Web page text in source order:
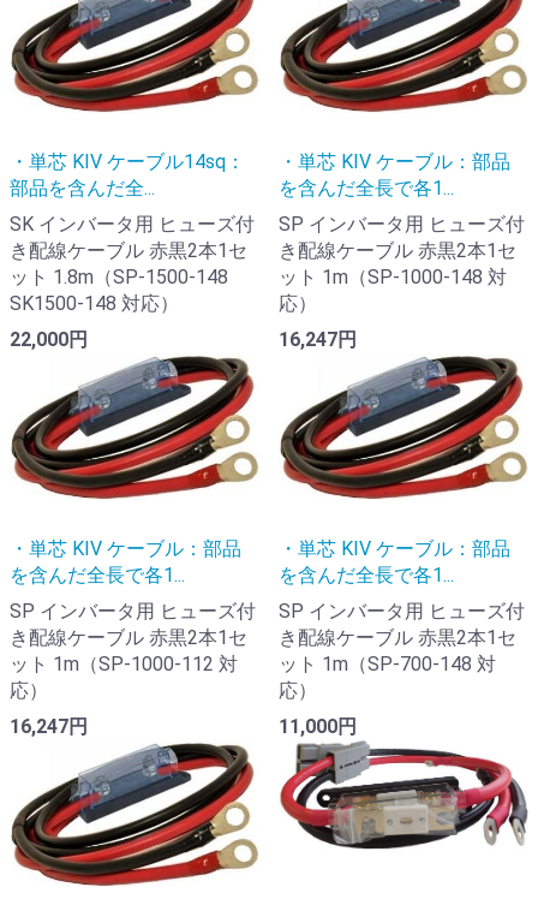
・単芯 KIV ケーブル14sq：
部品を含んだ全...
SK インバータ用 ヒューズ付
き配線ケーブル 赤黒2本1セ
ット 1.8m（SP-1500-148
SK1500-148 対応）
22,000円
・単芯 KIV ケーブル：部品
を含んだ全長で各1...
SP インバータ用 ヒューズ付
き配線ケーブル 赤黒2本1セ
ット 1m（SP-1000-148 対
応）
16,247円
・単芯 KIV ケーブル：部品
を含んだ全長で各1...
SP インバータ用 ヒューズ付
き配線ケーブル 赤黒2本1セ
ット 1m（SP-1000-112 対
応）
16,247円
・単芯 KIV ケーブル：部品
を含んだ全長で各1...
SP インバータ用 ヒューズ付
き配線ケーブル 赤黒2本1セ
ット 1m（SP-700-148 対
応）
11,000円